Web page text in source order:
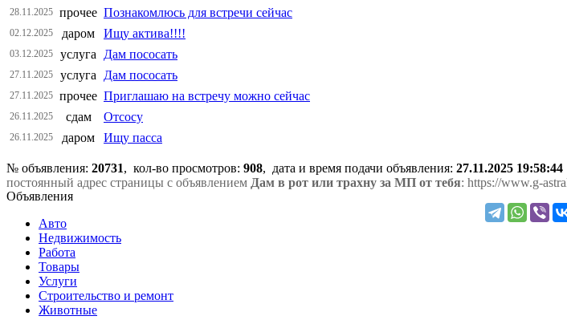
28.11.2025 прочее Познакомлюсь для встречи сейчас
02.12.2025 даром Ищу актива!!!!
03.12.2025 услуга Дам пососать
27.11.2025 услуга Дам пососать
27.11.2025 прочее Приглашаю на встречу можно сейчас
26.11.2025 сдам Отсосу
26.11.2025 даром Ищу пасса
№ объявления: 20731, кол-во просмотров: 908, дата и время подачи объявления: 27.11.2025 19:58:44
постоянный адрес страницы с объявлением Дам в рот или трахну за МП от тебя: https://www.g-
Объявления
Авто
Недвижимость
Работа
Товары
Услуги
Строительство и ремонт
Животные